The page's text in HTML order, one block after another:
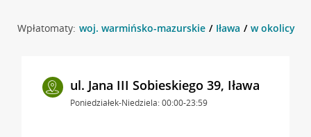
Wpłatomaty: woj. warmińsko-mazurskie Iława w okolicy
ul. Jana III Sobieskiego 39, Iława
Poniedziałek-Niedziela: 00:00-23:59